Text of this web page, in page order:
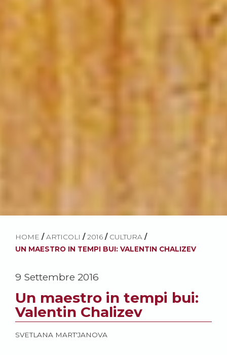
HOME / ARTICOLI / 2016 / CULTURA /
UN MAESTRO IN TEMPI BUI: VALENTIN CHALIZEV
9 Settembre 2016
Un maestro in tempi bui:
Valentin Chalizev
SVETLANA MART'JANOVA